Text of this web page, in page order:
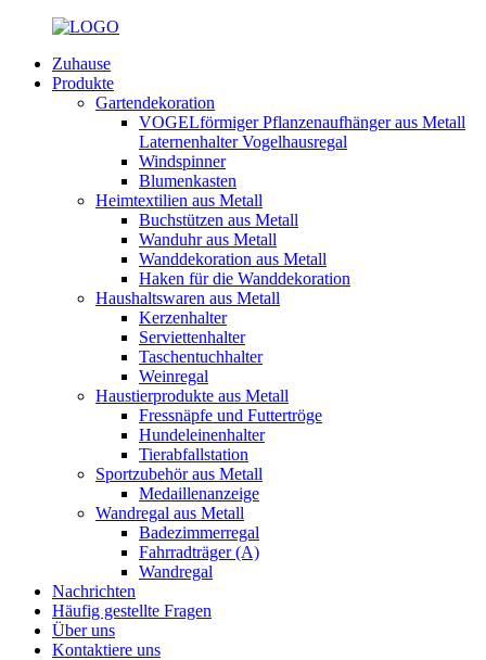
Zuhause
Produkte
Gartendekoration
VOGELförmiger Pflanzenaufhänger aus Metall
Laternenhalter Vogelhausregal
Windspinner
Blumenkasten
Heimtextilien aus Metall
Buchstützen aus Metall
Wanduhr aus Metall
Wanddekoration aus Metall
Haken für die Wanddekoration
Haushaltswaren aus Metall
Kerzenhalter
Serviettenhalter
Taschentuchhalter
Weinregal
Haustierprodukte aus Metall
Fressnäpfe und Futtertröge
Hundeleinenhalter
Tierabfallstation
Sportzubehör aus Metall
Medaillenanzeige
Wandregal aus Metall
Badezimmerregal
Fahrradträger (A)
Wandregal
Nachrichten
Häufig gestellte Fragen
Über uns
Kontaktiere uns